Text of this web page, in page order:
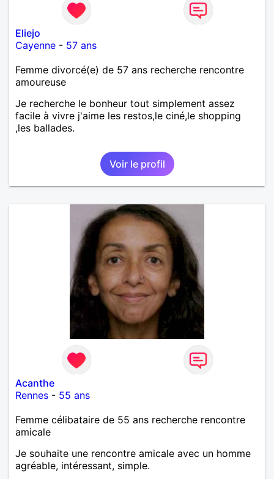
Eliejo
Cayenne - 57 ans
Femme divorcé(e) de 57 ans recherche rencontre
amoureuse
Je recherche le bonheur tout simplement assez
facile à vivre j'aime les restos,le ciné,le shopping
,les ballades.
Voir le profil
Acanthe
Rennes - 55 ans
Femme célibataire de 55 ans recherche rencontre
amicale
Je souhaite une rencontre amicale avec un homme
agréable, intéressant, simple.